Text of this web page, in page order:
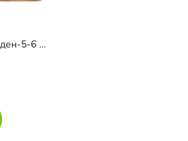
Шкаф-купе угловой Борден-5-6 1000